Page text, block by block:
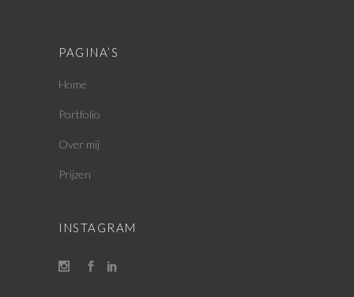
PAGINA’S
Home
Portfolio
Over mij
Prijzen
INSTAGRAM